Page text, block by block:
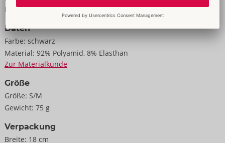
Für Frauen
Daten
Farbe: schwarz
Material: 92% Polyamid, 8% Elasthan
Zur Materialkunde
Größe
Größe: S/M
Gewicht: 75 g
Verpackung
Breite: 18 cm